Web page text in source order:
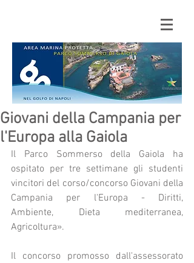
Giovani della Campania per
l'Europa alla Gaiola
Il Parco Sommerso della Gaiola ha
ospitato per tre settimane gli studenti
vincitori del corso/concorso Giovani della
Campania per l'Europa - Diritti,
Ambiente, Dieta mediterranea,
Agricoltura».
Il concorso promosso dall'assessorato